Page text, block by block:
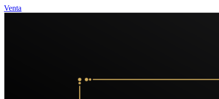
Venta